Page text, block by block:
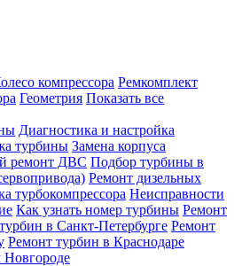
компрессора Ремкомплект
Геометрия Показать все
Диагностика и настройка
турбины Замена корпуса
ремонт ДВС Подбор турбины в
Ремонт дизельных
турбокомпрессора Неисправности
Как узнать номер турбины Ремонт
в Санкт-Петербурге Ремонт
Ремонт турбин в Краснодаре